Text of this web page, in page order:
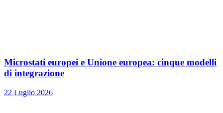
Microstati europei e Unione europea: cinque modelli
di integrazione
22 Luglio 2026